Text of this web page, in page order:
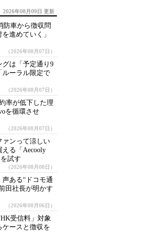
2026年08月09日 更新
防車から徴収問
進めていく」
（2026年08月07日）
は「予定通り9
ーラル限定で
（2026年08月07日）
率が低下した理
を循環させ
（2026年08月07日）
ァンって涼しい
る「Aecooly
試す
（2026年08月08日）
ある“ドコモ通
田社長が明かす
（2026年08月06日）
受信料」対象
ースと徴収を